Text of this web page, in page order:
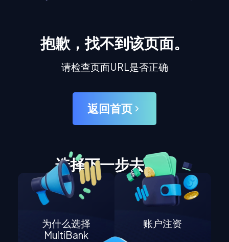
抱歉，找不到该页面。
请检查页面URL是否正确
返回首页
选择下一步去哪里
为什么选择
MultiBank
账户注资